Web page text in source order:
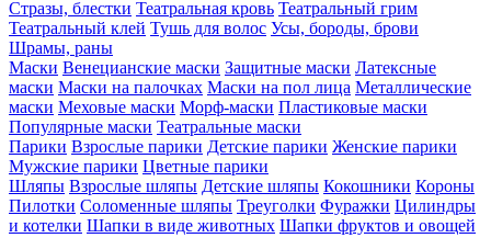
Стразы, блестки Театральная кровь Театральный грим
Театральный клей Тушь для волос Усы, бороды, брови
Шрамы, раны
Маски Венецианские маски Защитные маски Латексные
маски Маски на палочках Маски на пол лица Металлические
маски Меховые маски Морф-маски Пластиковые маски
Популярные маски Театральные маски
Парики Взрослые парики Детские парики Женские парики
Мужские парики Цветные парики
Шляпы Взрослые шляпы Детские шляпы Кокошники Короны
Пилотки Соломенные шляпы Треуголки Фуражки Цилиндры
и котелки Шапки в виде животных Шапки фруктов и овощей